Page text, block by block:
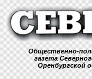
Общественно-
газета
Оренбургской